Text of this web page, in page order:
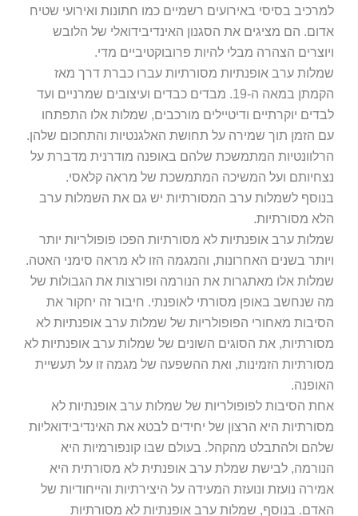
למרכיב בסיסי באירועים רשמיים כמו חתונות ואירועי שטיח
אדום. הם מציגים את הסגנון האינדיבידואלי של הלובש
ויוצרים הצהרה מבלי להיות פרובוקטיביים מדי.
שמלות ערב אופנתיות מסורתיות עברו כברת דרך מאז
הקמתן במאה ה-19. מבדים כבדים ועיצובים שמרניים ועד
לבדים יוקרתיים ודיטיילים מורכבים, שמלות אלו התפתחו
עם הזמן תוך שמירה על תחושת האלגנטיות והתחכום שלהן.
הרלוונטיות המתמשכת שלהם באופנה מודרנית מדברת על
נצחיותם ועל המשיכה המתמשכת של מראה קלאסי.
בנוסף לשמלות ערב המסורתיות יש גם את השמלות ערב
הלא מסורתיות.
שמלות ערב אופנתיות לא מסורתיות הפכו פופולריות יותר
ויותר בשנים האחרונות, והמגמה הזו לא מראה סימני האטה.
שמלות אלו מאתגרות את הנורמה ופורצות את הגבולות של
מה שנחשב באופן מסורתי לאופנתי. חיבור זה יחקור את
הסיבות מאחורי הפופולריות של שמלות ערב אופנתיות לא
מסורתיות, את הסוגים השונים של שמלות ערב אופנתיות לא
מסורתיות הזמינות, ואת ההשפעה של מגמה זו על תעשיית
האופנה.
אחת הסיבות לפופולריות של שמלות ערב אופנתיות לא
מסורתיות היא הרצון של יחידים לבטא את האינדיבידואליות
שלהם ולהתבלט מהקהל. בעולם שבו קונפורמיות היא
הנורמה, לבישת שמלת ערב אופנתית לא מסורתית היא
אמירה נועזת ונועזת המעידה על היצירתיות והייחודיות של
האדם. בנוסף, שמלות ערב אופנתיות לא מסורתיות